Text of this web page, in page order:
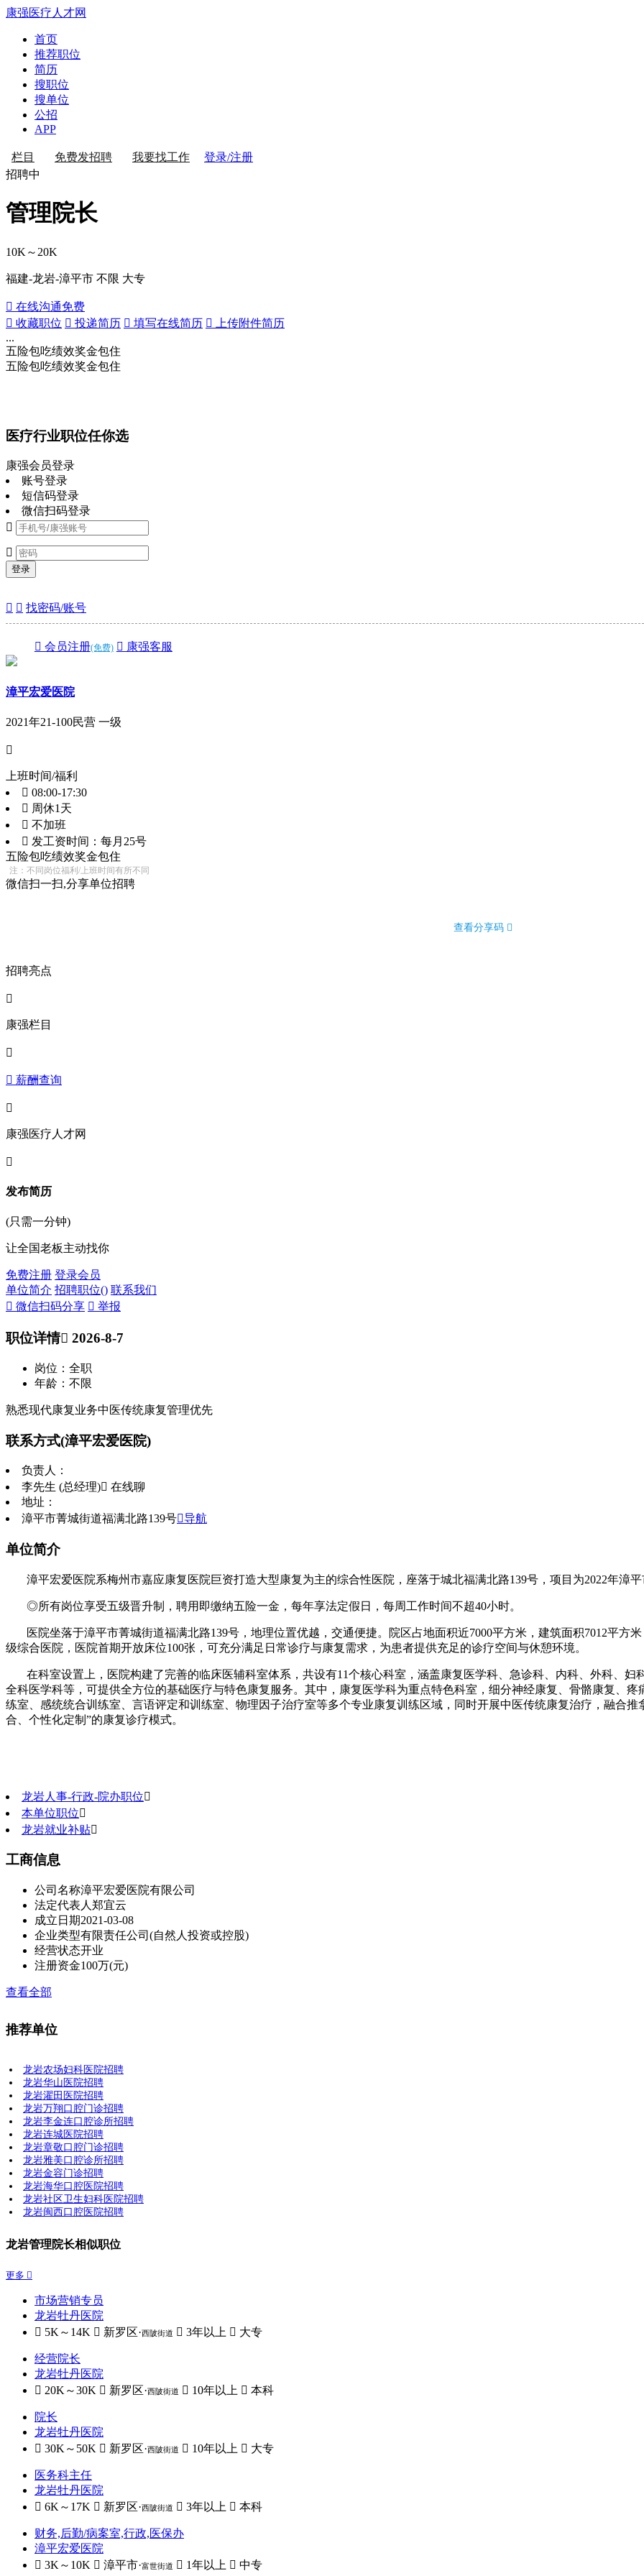
康强医疗人才网
首页
推荐职位
简历
搜职位
搜单位
公招
APP
栏目 免费发招聘 我要找工作
登录/注册
招聘中
管理院长
10K～20K
福建-龙岩-漳平市 不限 大专
 在线沟通免费
 收藏职位  投递简历  填写在线简历  上传附件简历
...
五险包吃绩效奖金包住
五险包吃绩效奖金包住
医疗行业职位任你选
康强会员登录
账号登录
短信码登录
微信扫码登录


登录
  找密码/账号
 会员注册(免费)  康强客服
漳平宏爱医院
2021年21-100民营 一级

上班时间/福利
 08:00-17:30
 周休1天
 不加班
 发工资时间：每月25号
五险包吃绩效奖金包住
注：不同岗位福利/上班时间有所不同
微信扫一扫,分享单位招聘
查看分享码 
招聘亮点

康强栏目

 薪酬查询

康强医疗人才网

发布简历
(只需一分钟)
让全国老板主动找你
免费注册 登录会员
单位简介 招聘职位() 联系我们
 微信扫码分享  举报
职位详情 2026-8-7
岗位：全职
年龄：不限
熟悉现代康复业务中医传统康复管理优先
联系方式(漳平宏爱医院)
负责人：
李先生 (总经理) 在线聊
地址：
漳平市菁城街道福满北路139号导航
单位简介
漳平宏爱医院系梅州市嘉应康复医院巨资打造大型康复为主的综合性医院，座落于城北福满北路139号，项目为2022年漳平
◎所有岗位享受五级晋升制，聘用即缴纳五险一金，每年享法定假日，每周工作时间不超40小时。
医院坐落于漳平市菁城街道福满北路139号，地理位置优越，交通便捷。院区占地面积近7000平方米，建筑面积7012平方
级综合医院，医院首期开放床位100张，可充分满足日常诊疗与康复需求，为患者提供充足的诊疗空间与休憩环境。
在科室设置上，医院构建了完善的临床医辅科室体系，共设有11个核心科室，涵盖康复医学科、急诊科、内科、外科、妇
全科医学科等，可提供全方位的基础医疗与特色康复服务。其中，康复医学科为重点特色科室，细分神经康复、骨骼康复、
练室、感统统合训练室、言语评定和训练室、物理因子治疗室等多个专业康复训练区域，同时开展中医传统康复治疗，融合
合、个性化定制”的康复诊疗模式。
龙岩人事-行政-院办职位
本单位职位
龙岩就业补贴
工商信息
公司名称漳平宏爱医院有限公司
法定代表人 郑宜云
成立日期2021-03-08
企业类型有限责任公司(自然人投资或控股)
经营状态开业
注册资金100万(元)
查看全部
推荐单位
龙岩农场妇科医院招聘
龙岩华山医院招聘
龙岩濯田医院招聘
龙岩万翔口腔门诊招聘
龙岩李金连口腔诊所招聘
龙岩连城医院招聘
龙岩章敬口腔门诊招聘
龙岩雅美口腔诊所招聘
龙岩金容门诊招聘
龙岩海华口腔医院招聘
龙岩社区卫生妇科医院招聘
龙岩闽西口腔医院招聘
龙岩管理院长相似职位
更多 
市场营销专员
龙岩牡丹医院
 5K～14K  新罗区·西陂街道  3年以上  大专
经营院长
龙岩牡丹医院
 20K～30K  新罗区·西陂街道  10年以上  本科
院长
龙岩牡丹医院
 30K～50K  新罗区·西陂街道  10年以上  大专
医务科主任
龙岩牡丹医院
 6K～17K  新罗区·西陂街道  3年以上  本科
财务,后勤/病案室,行政,医保办
漳平宏爱医院
 3K～10K  漳平市·富世街道  1年以上  中专